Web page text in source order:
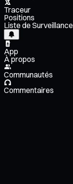
Traceur
Positions
Liste de Surveillance
App
À propos
Communautés
Commentaires